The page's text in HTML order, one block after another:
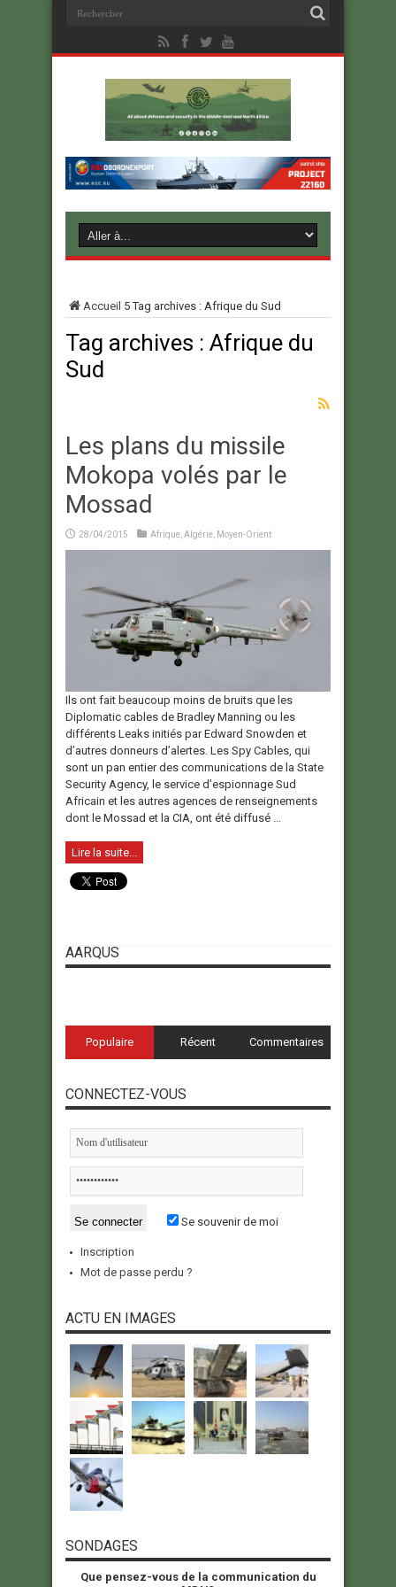
Accueil 5Tag archives : Afrique du Sud
Tag archives : Afrique du
Sud
Les plans du missile
Mokopa volés par le
Mossad
28/04/2015 Afrique Algérie Moyen-Orient
Ils ont fait beaucoup moins de bruits que les
Diplomatic cables de Bradley Manning ou les
différents Leaks initiés par Edward Snowden et
d’autres donneurs d’alertes. Les Spy Cables, qui
sont un pan entier des communications de la State
Security Agency, le service d’espionnage Sud
Africain et les autres agences de renseignements
dont le Mossad et la CIA, ont été diffusé ...
Lire la suite...
AARQUS
Populaire Récent Commentaires
CONNECTEZ-VOUS
Se souvenir de moi
Inscription
Mot de passe perdu ?
ACTU EN IMAGES
SONDAGES
Que pensez-vous de la communication du